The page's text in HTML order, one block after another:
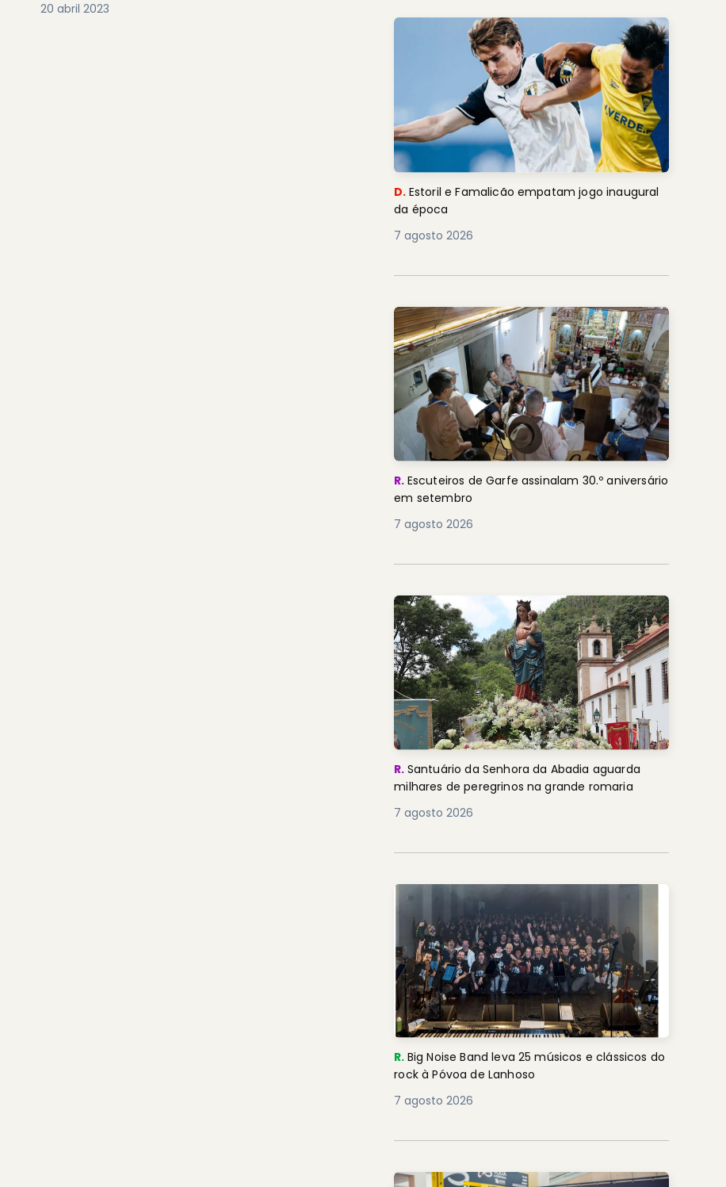
20 abril 2023
D. Estoril e Famalicão empatam jogo inaugural
da época
7 agosto 2026
R. Escuteiros de Garfe assinalam 30.º aniversário
em setembro
7 agosto 2026
R. Santuário da Senhora da Abadia aguarda
milhares de peregrinos na grande romaria
7 agosto 2026
R. Big Noise Band leva 25 músicos e clássicos do
rock à Póvoa de Lanhoso
7 agosto 2026